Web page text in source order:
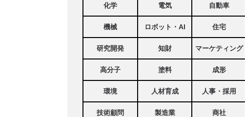
化学 電気 自動車
機械 ロボット・AI 住宅
研究開発 知財 マーケティング
高分子 塗料 成形
環境 人材育成 人事・採用
技術顧問 製造業 商社